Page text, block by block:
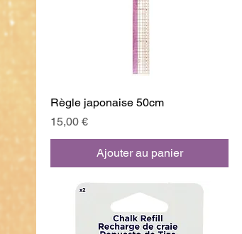
Règle japonaise 50cm
Prix
15,00 €
Ajouter au panier